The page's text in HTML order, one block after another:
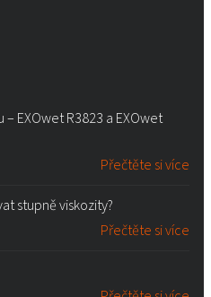
EXOwet R3823 a EXOwet
Přečtěte si více
stupně viskozity?
Přečtěte si více